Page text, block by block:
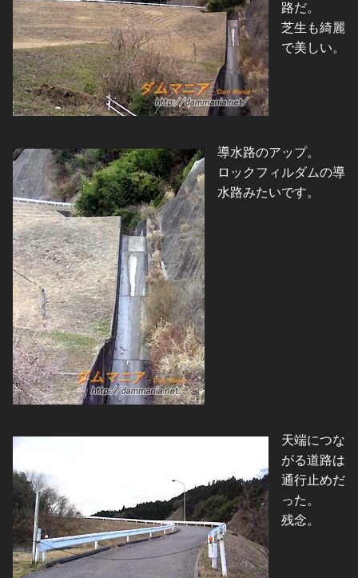
路だ。
芝生も綺麗
で美しい。
導水路のアップ。
ロックフィルダムの導
水路みたいです。
天端につな
がる道路は
通行止めだ
った。
残念。